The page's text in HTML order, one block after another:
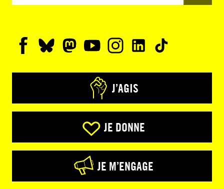
J’AGIS
JE DONNE
JE M’ENGAGE